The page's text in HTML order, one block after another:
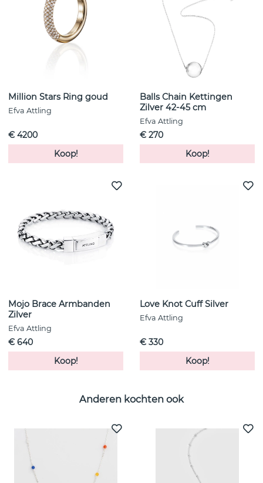
Million Stars Ring goud
Efva Attling
€ 4200
Koop!
Balls Chain Kettingen
Zilver 42-45 cm
Efva Attling
€ 270
Koop!
Mojo Brace Armbanden
Zilver
Efva Attling
€ 640
Koop!
Love Knot Cuff Silver
Efva Attling
€ 330
Koop!
Anderen kochten ook